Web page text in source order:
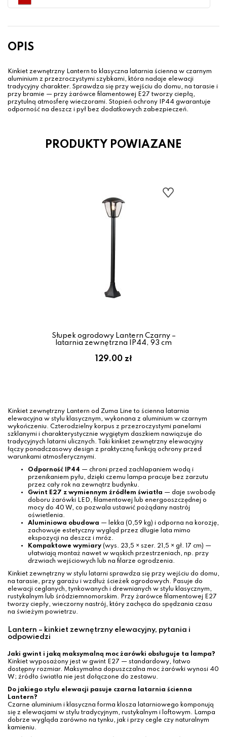
OPIS
Kinkiet zewnętrzny Lantern to klasyczna latarnia ścienna w czarnym
aluminium z przezroczystymi szybkami, która nadaje elewacji
tradycyjny charakter. Sprawdza się przy wejściu do domu, na tarasie i
przy bramie — przy żarówce filamentowej E27 tworzy ciepłą,
przytulną atmosferę wieczorami. Stopień ochrony IP44 gwarantuje
odporność na deszcz i pył bez dodatkowych zabezpieczeń.
PRODUKTY POWIAZANE
Słupek ogrodowy Lantern Czarny –
latarnia zewnętrzna IP44, 93 cm
129.00 zł
Kinkiet zewnętrzny Lantern od Zuma Line to ścienna latarnia
elewacyjna w stylu klasycznym, wykonana z aluminium w czarnym
wykończeniu. Czterodzielny korpus z przezroczystymi panelami
szklanymi i charakterystycznie wygiętym daszkiem nawiązuje do
tradycyjnych latarni ulicznych. Taki kinkiet zewnętrzny elewacyjny
łączy ponadczasowy design z praktyczną funkcją ochrony przed
warunkami atmosferycznymi.
Odporność IP44 — chroni przed zachlapaniem wodą i
przenikaniem pyłu, dzięki czemu lampa pracuje bez zarzutu
przez cały rok na zewnątrz budynku.
Gwint E27 z wymiennym źródłem światła — daje swobodę
doboru żarówki LED, filamentowej lub energooszczędnej o
mocy do 40 W, co pozwala ustawić pożądany nastrój
oświetlenia.
Aluminiowa obudowa — lekka (0,59 kg) i odporna na korozję,
zachowuje estetyczny wygląd przez długie lata mimo
ekspozycji na deszcz i mróz.
Kompaktowe wymiary (wys. 23,5 × szer. 21,5 × gł. 17 cm) —
ułatwiają montaż nawet w wąskich przestrzeniach, np. przy
drzwiach wejściowych lub na filarze ogrodzenia.
Kinkiet zewnętrzny w stylu latarni sprawdza się przy wejściu do domu,
na tarasie, przy garażu i wzdłuż ścieżek ogrodowych. Pasuje do
elewacji ceglanych, tynkowanych i drewnianych w stylu klasycznym,
rustykalnym lub śródziemnomorskim. Przy żarówce filamentowej E27
tworzy ciepły, wieczorny nastrój, który zachęca do spędzania czasu
na świeżym powietrzu.
Lantern – kinkiet zewnętrzny elewacyjny, pytania i
odpowiedzi
Jaki gwint i jaką maksymalną moc żarówki obsługuje ta lampa?
Kinkiet wyposażony jest w gwint E27 — standardowy, łatwo
dostępny rozmiar. Maksymalna dopuszczalna moc żarówki wynosi 40
W; źródło światła nie jest dołączone do zestawu.
Do jakiego stylu elewacji pasuje czarna latarnia ścienna
Lantern?
Czarne aluminium i klasyczna forma klosza latarniowego komponują
się z elewacjami w stylu tradycyjnym, rustykalnym i loftowym. Lampa
dobrze wygląda zarówno na tynku, jak i przy cegle czy naturalnym
kamieniu.